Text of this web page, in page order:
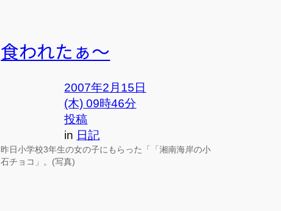
食われたぁ～
2007年2月15日
(木) 09時46分
投稿
in 日記
昨日小学校3年生の女の子にもらった「「湘南海岸の小
石チョコ」。(写真)